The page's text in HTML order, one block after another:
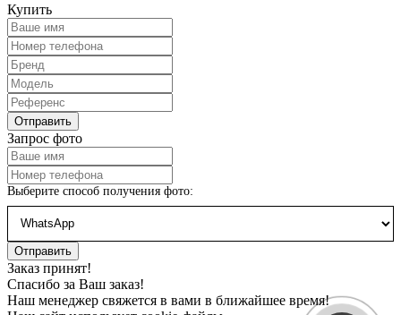
Купить
Запрос фото
Выберите способ получения фото:
Заказ принят!
Спасибо за Ваш заказ!
Наш менеджер свяжется в вами в ближайшее время!